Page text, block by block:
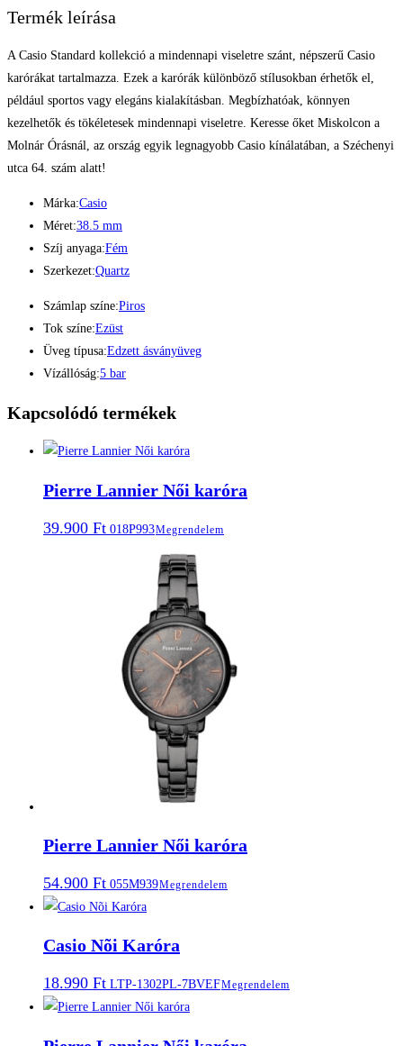
Termék leírása
A Casio Standard kollekció a mindennapi viseletre szánt, népszerű Casio
karórákat tartalmazza. Ezek a karórák különböző stílusokban érhetők el,
például sportos vagy elegáns kialakításban. Megbízhatóak, könnyen
kezelhetők és tökéletesek mindennapi viseletre. Keresse őket Miskolcon a
Molnár Órásnál, az ország egyik legnagyobb Casio kínálatában, a Széchenyi
utca 64. szám alatt!
Márka:Casio
Méret:38.5 mm
Szíj anyaga:Fém
Szerkezet:Quartz
Számlap színe:Piros
Tok színe:Ezüst
Üveg típusa:Edzett ásványüveg
Vízállóság:5 bar
Kapcsolódó termékek
Pierre Lannier Női karóra
39.900 Ft 018P993Megrendelem
Pierre Lannier Női karóra
54.900 Ft 055M939Megrendelem
Casio Nõi Karóra
18.990 Ft LTP-1302PL-7BVEFMegrendelem